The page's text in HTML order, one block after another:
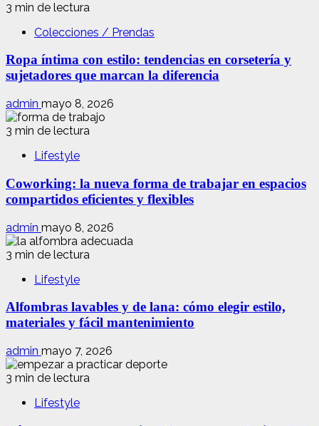
3 min de lectura
Colecciones / Prendas
Ropa íntima con estilo: tendencias en corsetería y
sujetadores que marcan la diferencia
admin mayo 8, 2026
3 min de lectura
Lifestyle
Coworking: la nueva forma de trabajar en espacios
compartidos eficientes y flexibles
admin mayo 8, 2026
3 min de lectura
Lifestyle
Alfombras lavables y de lana: cómo elegir estilo,
materiales y fácil mantenimiento
admin mayo 7, 2026
3 min de lectura
Lifestyle